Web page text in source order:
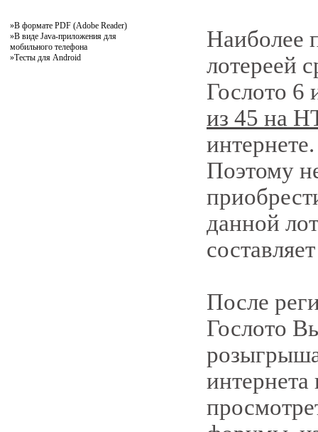
»В формате PDF (Adobe Reader)
»В виде Java-приложения для
мобильного телефона
»Тесты для Android
Наиболее
лотереей
Гослото 6
из 45 на
Поэтому
данной
После
Гослото